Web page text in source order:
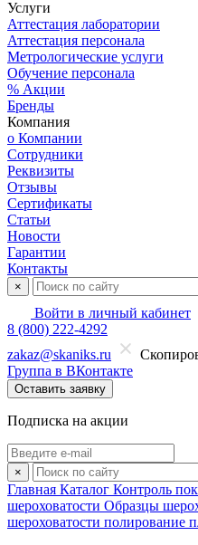
Услуги
Аттестация лаборатории
Аттестация персонала
Метрологические услуги
Обучение персонала
% Акции
Бренды
Компания
о Компании
Сотрудники
Реквизиты
Отзывы
Сертификаты
Статьи
Новости
Гарантии
Контакты
×
Войти в личный кабинет
8 (800) 222-4292
zakaz@skaniks.ru
Группа в ВКонтакте
Оставить заявку
Подписка на акции
×
Главная Каталог Контроль
шероховатости Образцы
шероховатости